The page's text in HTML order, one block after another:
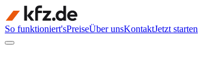
So funktioniert'sPreiseÜber unsKontaktJetzt starten